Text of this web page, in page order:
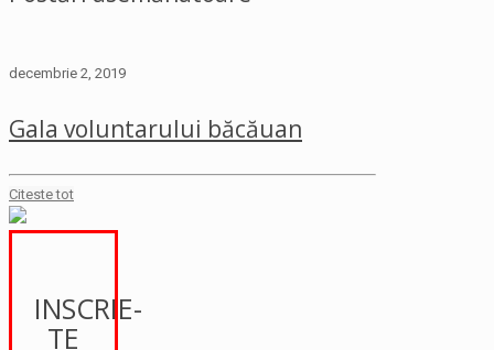
decembrie 2, 2019
Gala voluntarului băcăuan
Citeste tot
INSCRIE-
TE